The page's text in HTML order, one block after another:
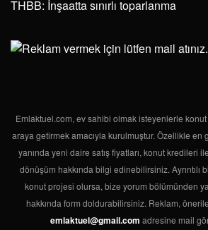
THBB: İnşaatta sınırlı toparlanma
Emlaktuel.com, ev sahibi olmak isteyenlerle konut
araya getirmek amacıyla kurulmuştur. Özellikle
yanında yeni daire satış fiyatları, konut kredileri
dönüşüm hakkında bilgi edinebilirsiniz. Ayrıntılı
konut projesi olursa, bize yorum bölümünden
hakkında form doldurabilirsiniz. Reklam,
emlaktuel@gmail.com adresine mail